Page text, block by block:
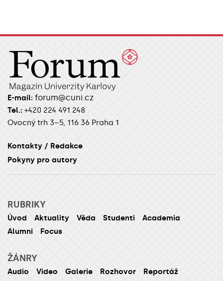
E-mail: forum@cuni.cz
Tel.: +420 224 491 248
Ovocný trh 3–5, 116 36 Praha 1
Kontakty / Redakce
Pokyny pro autory
RUBRIKY
Úvod Aktuality Věda Studenti
Academia
Alumni
Focus
ŽÁNRY
Audio Video Galerie Rozhovor
Reportáž